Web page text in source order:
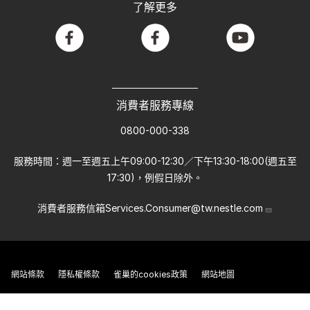
消費者服務專線
0800-000-338
服務時間：週一至週五上午09:00-12:30／下午13:30-18:00(週五至
17:30)，例假日除外。
消費者服務信箱Services.Consumer@tw.nestle.com
了解更多
facebook facebook youtube
網站條款 隱私權條款 雀巢的cookies政策 網站地圖